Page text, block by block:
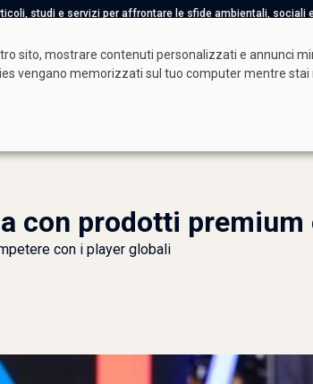
studi e servizi per affrontare le sfide ambientali, sociali
Torna a siderweb
con prodotti premium
con i player globali
sito, mostrare contenuti personalizzati e annunci
vengano memorizzati sul tuo computer mentre